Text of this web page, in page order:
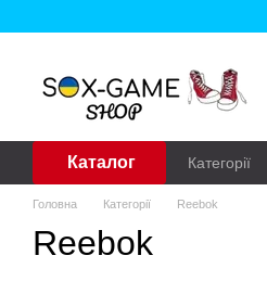
Каталог Категорії
Головна Категорії Reebok
Reebok